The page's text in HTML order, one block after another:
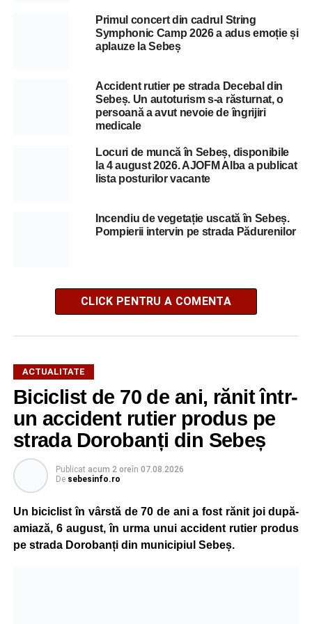
Primul concert din cadrul String
Symphonic Camp 2026 a adus emoție și
aplauze la Sebeș
Accident rutier pe strada Decebal din
Sebeș. Un autoturism s-a răsturnat, o
persoană a avut nevoie de îngrijiri
medicale
Locuri de muncă în Sebeș, disponibile
la 4 august 2026. AJOFM Alba a publicat
lista posturilor vacante
Incendiu de vegetație uscată în Sebeș.
Pompierii intervin pe strada Pădurenilor
CLICK PENTRU A COMENTA
ACTUALITATE
Biciclist de 70 de ani, rănit într-
un accident rutier produs pe
strada Dorobanți din Sebeș
Publicat acum 2 oreîn 07.08.2026
De sebesinfo.ro
Un biciclist în vârstă de 70 de ani a fost rănit joi după-
amiază, 6 august, în urma unui accident rutier produs
pe strada Dorobanți din municipiul Sebeș.